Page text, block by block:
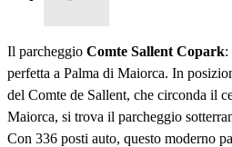
Il parcheggio Comte Sallent Copark:
perfetta a Palma di Maiorca. In
del Comte de Sallent, che circonda il
Maiorca, si trova il parcheggio
Con 336 posti auto, questo moderno